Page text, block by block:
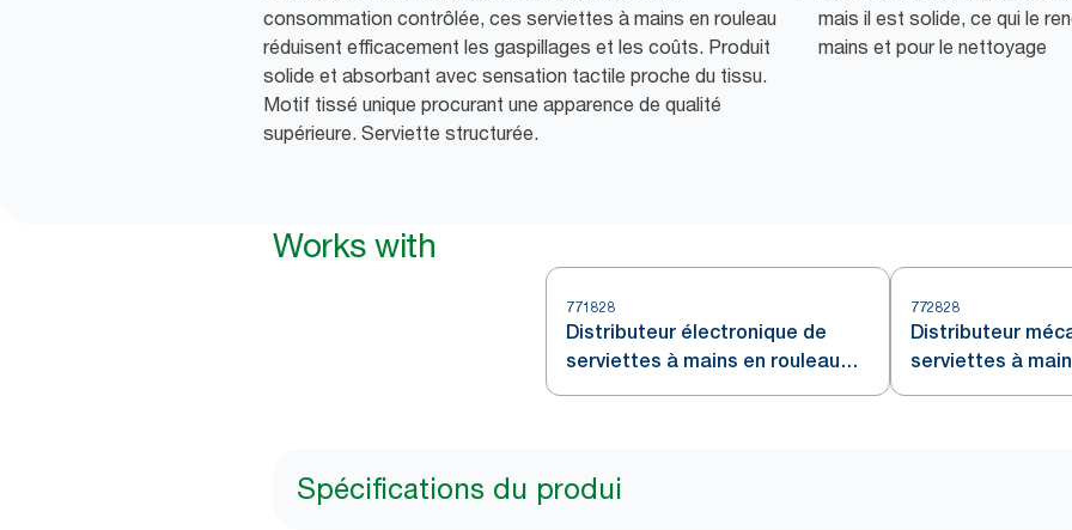
consommation contrôlée, ces serviettes à mains en rouleau
réduisent efficacement les gaspillages et les coûts. Produit
solide et absorbant avec sensation tactile proche du tissu.
Motif tissé unique procurant une apparence de qualité
supérieure. Serviette structurée.
mais il est solide, ce qui le
mains et pour le nettoyage
Works with
771828
Distributeur électronique de
serviettes à mains en rouleau
Tork Noir H80
772828
Distributeur
serviettes à
papier Noir Tork
Spécifications du produi